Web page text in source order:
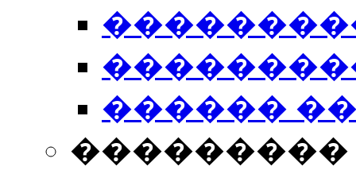
������
���������